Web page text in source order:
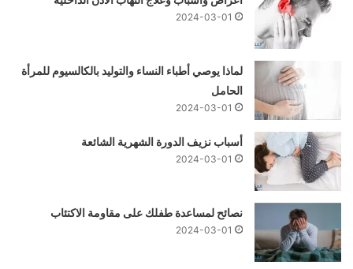
2024-03-01
لماذا يوصي أطباء النساء والتوليد بالكالسيوم للمرأة
الحامل
2024-03-01
أسباب نزيف الدورة الشهرية الشائعة
2024-03-01
نصائح لمساعدة طفلك على مقاومة الاكتئاب
2024-03-01